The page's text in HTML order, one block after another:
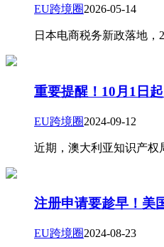
EU跨境圈2026-05-14
日本电商税务新政落地，
重要提醒！10月1日
EU跨境圈2024-09-12
近期，澳大利亚知识产
注册申请要趁早！美
EU跨境圈2024-08-23